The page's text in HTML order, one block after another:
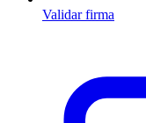
Validar firma